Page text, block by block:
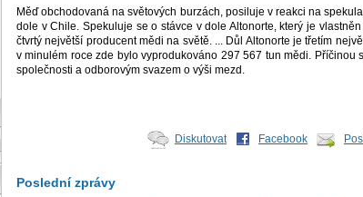
Měď obchodovaná na světových burzách, posiluje v reakci na
dole v Chile. Spekuluje se o stávce v dole Altonorte, který je
čtvrtý největší producent mědi na světě. ... Důl Altonorte je třetím
v minulém roce zde bylo vyprodukováno 297 567 tun mědi. Příčinou
společnosti a odborovým svazem o výši mezd.
Diskutovat Facebook
Poslední zprávy